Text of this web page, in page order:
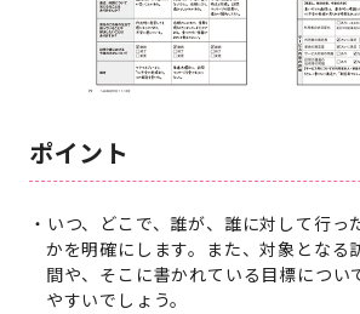
ポイント
いつ、どこで、誰が、誰に対して行っ
かを明確にします。また、対象となる
間や、そこに書かれている目標につい
やすいでしょう。